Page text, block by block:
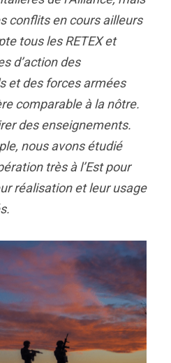
conflits en cours ailleurs
tous les RETEX et
d’action des
et des forces armées
comparable à la nôtre.
des enseignements.
nous avons étudié
très à l’Est pour
réalisation et leur usage